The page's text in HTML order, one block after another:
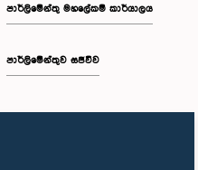
පාර්ලිමේන්තු මහලේකම් කාර්යාලය
පාර්ලිමේන්තුව සජීවීව